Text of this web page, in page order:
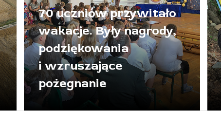
Stanisław Stadnicki 29.06.2026
Gdy we wsi panował
skwar, przy leśnej
kapliczce czekał chłód
i modlitwa